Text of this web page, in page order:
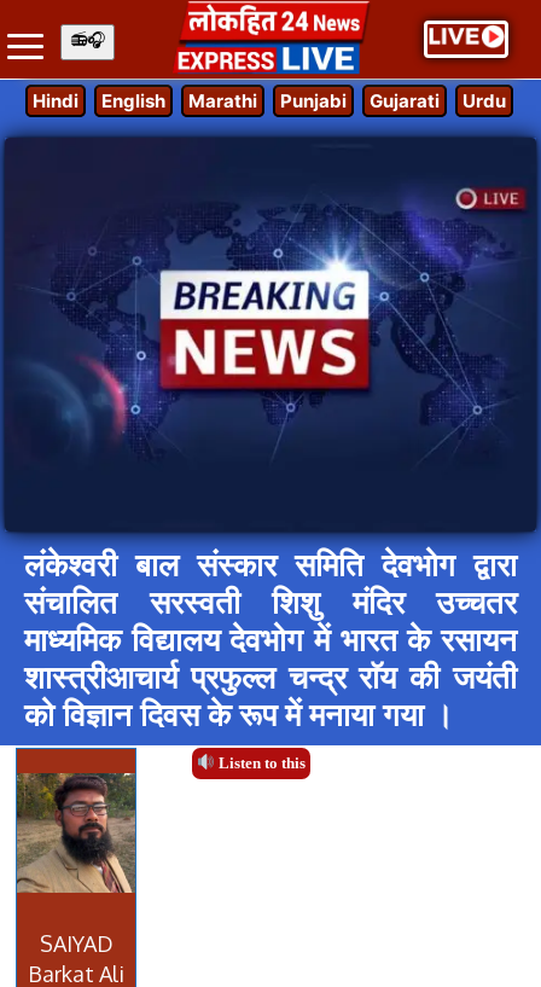
Hindi English Marathi Punjabi Gujarati Urdu
लंकेश्वरी बाल संस्कार समिति देवभोग द्वारा
संचालित सरस्वती शिशु मंदिर उच्चतर
माध्यमिक विद्यालय देवभोग में भारत के रसायन
शास्त्रीआचार्य प्रफुल्ल चन्द्र राॅय की जयंती
को विज्ञान दिवस के रूप में मनाया गया ।
Listen to this
SAIYAD
Barkat Ali